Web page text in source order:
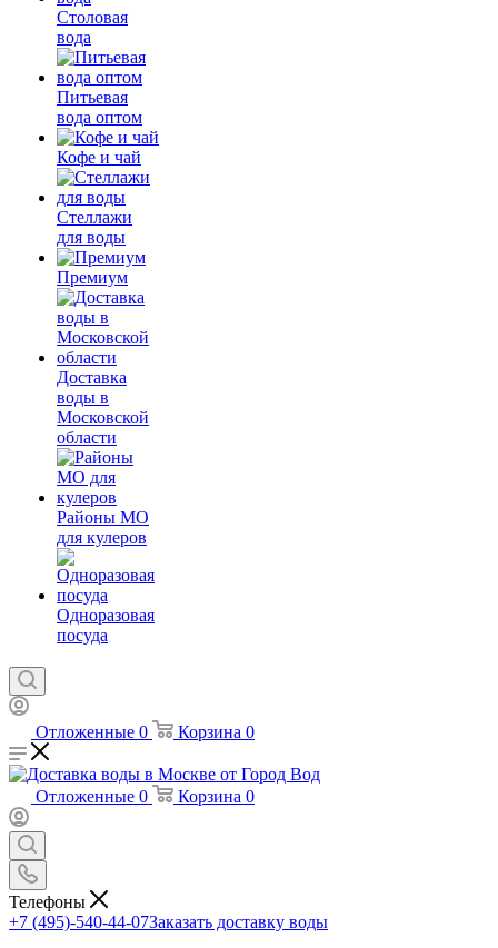
Столовая
вода
Питьевая
вода оптом
Кофе и чай
Стеллажи
для воды
Премиум
Доставка
воды в
Московской
области
Районы МО
для кулеров
Одноразовая
посуда
Отложенные 0 Корзина 0
Отложенные 0 Корзина 0
Телефоны
+7 (495)-540-44-07Заказать доставку воды